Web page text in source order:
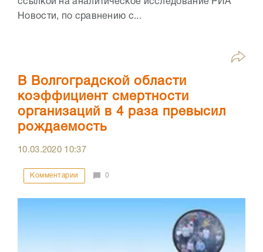
ссылкой на аналитическое исследование РИА
Новости, по сравнению с...
В Волгоградской области
коэффициент смертности
организаций в 4 раза превысил
рождаемость
10.03.2020 10:37
Комментарии 0